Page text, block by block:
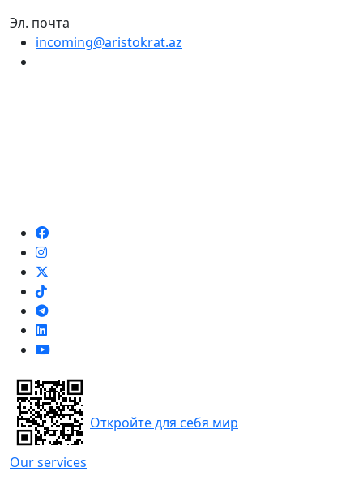
Эл. почта
incoming@aristokrat.az
Our services
Откройте для себя мир